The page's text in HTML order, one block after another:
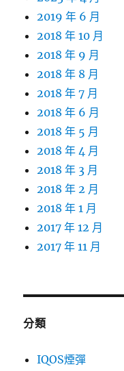
2019 年 6 月
2018 年 10 月
2018 年 9 月
2018 年 8 月
2018 年 7 月
2018 年 6 月
2018 年 5 月
2018 年 4 月
2018 年 3 月
2018 年 2 月
2018 年 1 月
2017 年 12 月
2017 年 11 月
分類
IQOS煙彈